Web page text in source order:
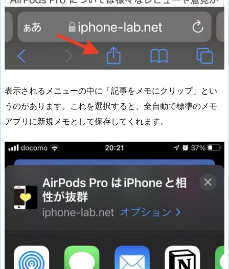
表示されるメニューの中に「記事をメモにクリップ」とい
うのがあります。これを選択すると、全自動で標準のメモ
アプリに新規メモとして保存してくれます。